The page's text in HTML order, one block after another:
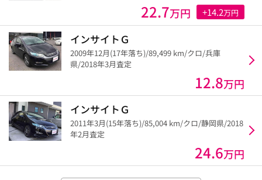
22.7万円 +14.2万円
インサイトＧ
2009年12月(17年落ち)/89,499 km/クロ/兵庫
県/2018年3月査定
12.8万円
インサイトＧ
2011年3月(15年落ち)/85,004 km/クロ/静岡県/2018
年2月査定
24.6万円